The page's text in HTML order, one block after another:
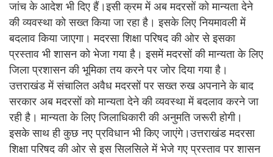
जांच के आदेश भी दिए हैं।इसी क्रम में अब मदरसों को मान्यता देने
की व्यवस्था को सख्त किया जा रहा है। इसके लिए नियमावली में
बदलाव किया जाएगा। मदरसा शिक्षा परिषद की ओर से इसका
प्रस्ताव भी शासन को भेजा गया है। इसमें मदरसों की मान्यता के लिए
जिला प्रशासन की भूमिका तय करने पर जोर दिया गया है।
उत्तराखंड में संचालित अवैध मदरसों पर सख्त रुख अपनाने के बाद
सरकार अब मदरसों को मान्यता देने की व्यवस्था में बदलाव करने जा
रही है। मान्यता के लिए जिलाधिकारी की अनुमति जरूरी होगी।
इसके साथ ही कुछ नए प्रविधान भी किए जाएंगे।उत्तराखंड मदरसा
शिक्षा परिषद की ओर से इस सिलसिले में भेजे गए प्रस्ताव पर शासन